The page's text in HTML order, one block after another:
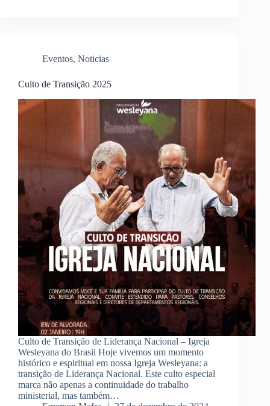
Eventos, Noticias
Culto de Transição 2025
Culto de Transição de Liderança Nacional – Igreja
Wesleyana do Brasil Hoje vivemos um momento
histórico e espiritual em nossa Igreja Wesleyana: a
transição de Liderança Nacional. Este culto especial
marca não apenas a continuidade do trabalho
ministerial, mas também…